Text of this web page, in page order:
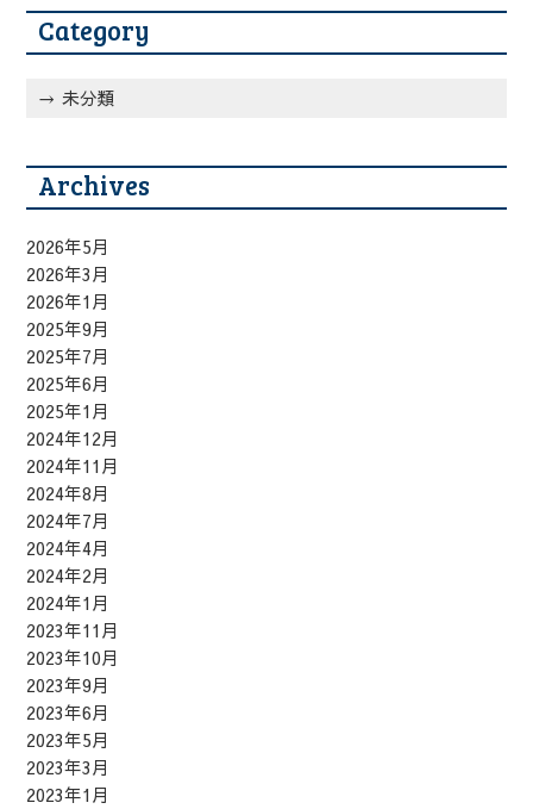
Category
未分類
Archives
2026年5月
2026年3月
2026年1月
2025年9月
2025年7月
2025年6月
2025年1月
2024年12月
2024年11月
2024年8月
2024年7月
2024年4月
2024年2月
2024年1月
2023年11月
2023年10月
2023年9月
2023年6月
2023年5月
2023年3月
2023年1月